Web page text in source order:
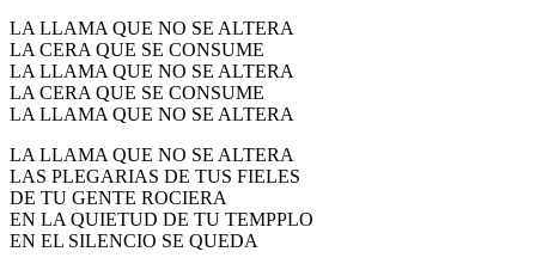
LA LLAMA QUE NO SE ALTERA
LA CERA QUE SE CONSUME
LA LLAMA QUE NO SE ALTERA
LA CERA QUE SE CONSUME
LA LLAMA QUE NO SE ALTERA
LA LLAMA QUE NO SE ALTERA
LAS PLEGARIAS DE TUS FIELES
DE TU GENTE ROCIERA
EN LA QUIETUD DE TU TEMPPLO
EN EL SILENCIO SE QUEDA